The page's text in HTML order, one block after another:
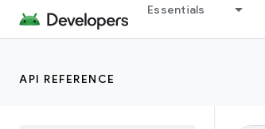
Essentials
API REFERENCE